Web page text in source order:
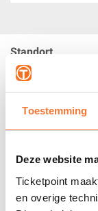
Toestemming
Deze website
Ticketpoint
en overige
Standort
Abe Lenstra
Abe Lenstra
Erweitere deinen
Getränkepaket:
Pause.